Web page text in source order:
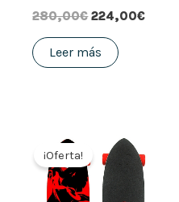
280,00€ 224,00€
Leer más
¡Oferta!
precio
original
era:
280,00€.
actual